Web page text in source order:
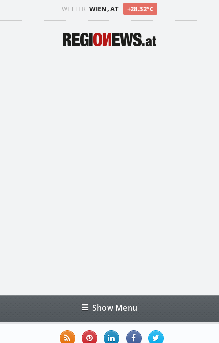
WETTER WIEN, AT +28.32°C
Show Menu